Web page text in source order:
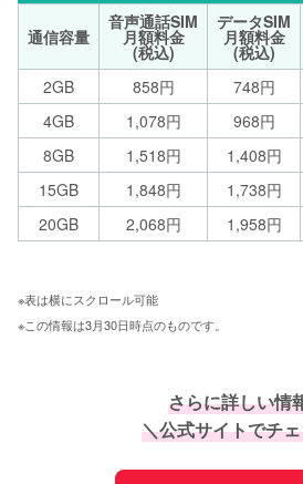
通信容量
音声通話SIM
月額料金
(税込)
データSIM
月額料金
(税込)
2GB
858円 748円
4GB
1,078円 968円
8GB
1,518円 1,408円
15GB
1,848円 1,738円
20GB
2,068円 1,958円
※表は横にスクロール可能
※この情報は3月30日時点のものです。
さらに詳しい情
＼公式サイトでチ